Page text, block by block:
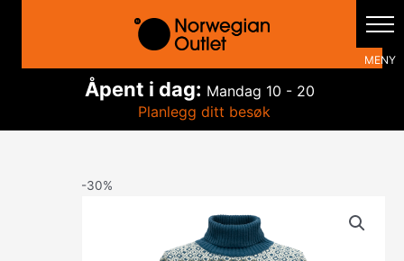
innholdet
Åpent i dag: Mandag 10 - 20
Planlegg ditt besøk
-30%